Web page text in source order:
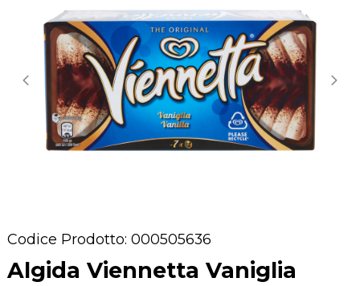
Codice Prodotto: 000505636
Algida Viennetta Vaniglia